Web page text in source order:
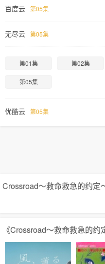
百度云 第05集
无尽云 第05集
第01集 第02集
第05集
优酷云 第05集
Crossroad～救命救急的约定
《Crossroad～救命救急的约